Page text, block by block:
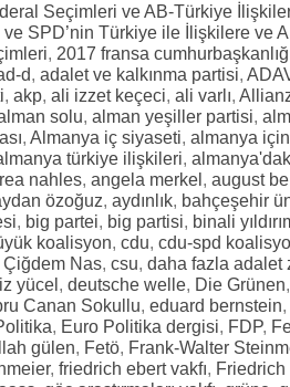
Seçimleri ve AB-Türkiye
SPD’nin Türkiye ile İlişkilere ve
, 2017 fransa
d, adalet ve kalkınma partisi,
, akp, ali izzet keçeci, ali varlı,
solu, alman yeşiller partisi,
, Almanya iç siyaseti, almanya
türkiye ilişkileri,
nahles, angela merkel, august
özoğuz, aydınlık, bahçeşehir
, big partei, big partisi, binali
koalisyon, cdu, cdu-spd
Çiğdem Nas, csu, daha fazla adalet
yücel, deutsche welle, Die Grünen
Canan Sokullu, eduard bernstein,
, Euro Politika dergisi, FDP,
gülen, Fetö, Frank-Walter
, friedrich ebert vakfı, Friedrich